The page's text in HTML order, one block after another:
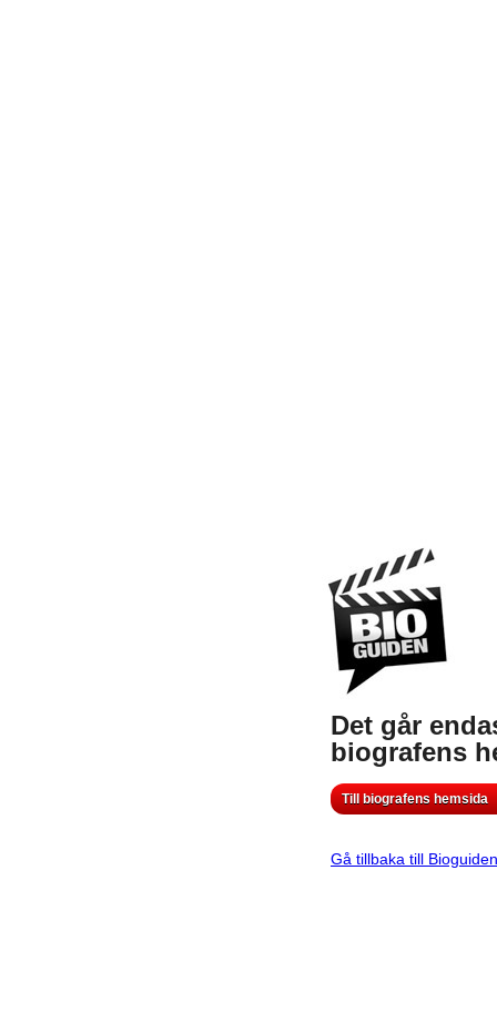
Det går
biografens
Till biografens hemsida
Gå tillbaka till Bioguiden